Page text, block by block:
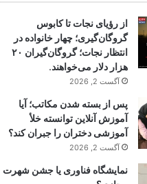
از رؤیای نجات تا کابوس
گروگان‌گیری؛ چهار خانواده در
انتظار نجات؛ گروگان‌گیران ۲۰
هزار دلار می‌خواهند.
آگست 2, 2026
پس از بسته شدن مکاتب؛ آیا
آموزش آنلاین توانسته خلأ
آموزشی دختران را جبران کند؟
آگست 2, 2026
نمایشگاه فناوری یا جشن شهرت